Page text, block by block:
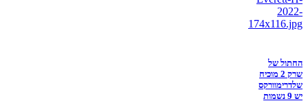
החתול של
שרק 2 מוכיח
שלדרימוורקס
יש 9 נשמות